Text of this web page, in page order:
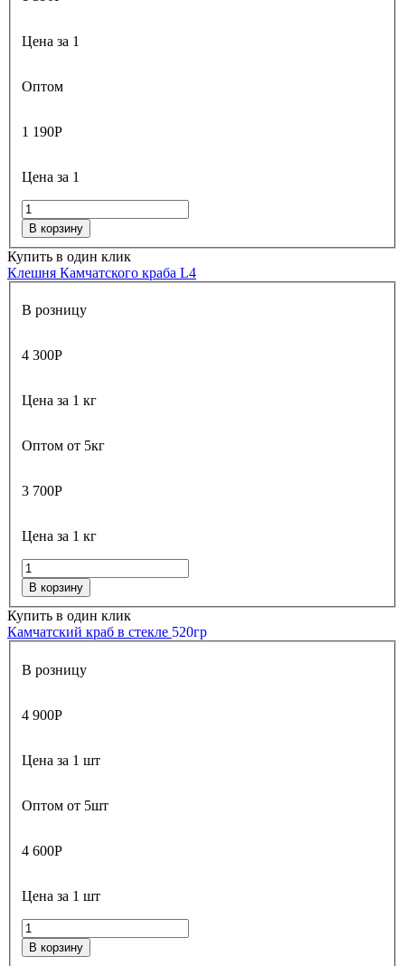
Цена за 1
Оптом
1 190Р
Цена за 1
В корзину
Купить в один клик
Клешня Камчатского краба L4
В розницу
4 300Р
Цена за 1 кг
Оптом от 5кг
3 700Р
Цена за 1 кг
В корзину
Купить в один клик
Камчатский краб в стекле 520гр
В розницу
4 900Р
Цена за 1 шт
Оптом от 5шт
4 600Р
Цена за 1 шт
В корзину